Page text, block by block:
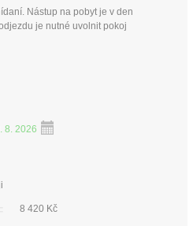
Nástup na pobyt je v den
je nutné uvolnit pokoj
8. 2026
8 420 Kč